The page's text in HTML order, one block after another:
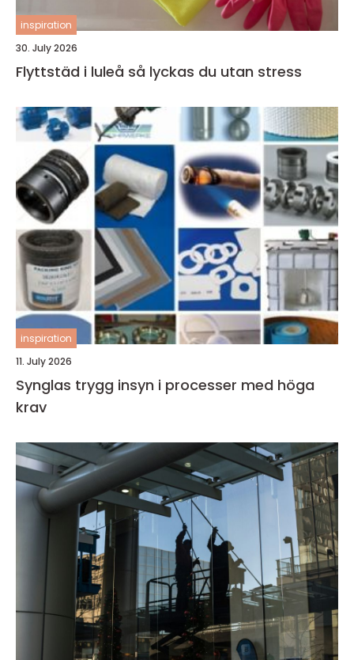
inspiration
30. July 2026
Flyttstäd i luleå så lyckas du utan stress
inspiration
11. July 2026
Synglas trygg insyn i processer med höga
krav